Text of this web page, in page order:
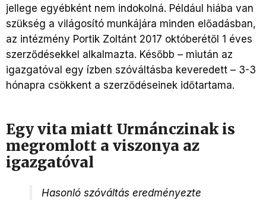
jellege egyébként nem indokolná. Például hiába van
szükség a világosító munkájára minden előadásban,
az intézmény Portik Zoltánt 2017 októberétől 1 éves
szerződésekkel alkalmazta. Később – miután az
igazgatóval egy ízben szóváltásba keveredett – 3-3
hónapra csökkent a szerződéseinek időtartama.
Egy vita miatt Urmánczinak is
megromlott a viszonya az
igazgatóval
Hasonló szóváltás eredményezte